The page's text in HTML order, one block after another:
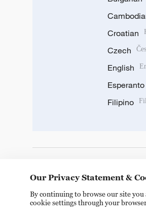
Croatian
Czech
English
Esperanto
Filipino
Our Privacy Statement &
By continuing to browse our site you
cookie settings through your